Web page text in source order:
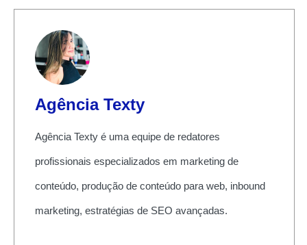
Agência Texty
Agência Texty é uma equipe de redatores
profissionais especializados em marketing de
conteúdo, produção de conteúdo para web, inbound
marketing, estratégias de SEO avançadas.